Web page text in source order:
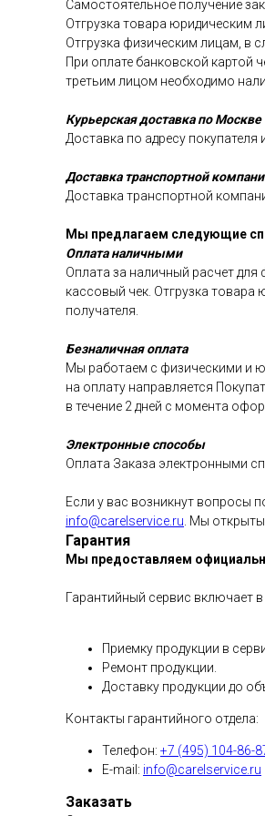
Самостоятельное получение
Отгрузка товара юридическим
Отгрузка физическим лицам, в
При оплате банковской картой
третьим лицом необходимо
Курьерская доставка по Москве
Доставка по адресу
Доставка транспортной
Доставка транспортной
Мы предлагаем следующие
Оплата наличными
Оплата за наличный расчет
кассовый чек. Отгрузка
получателя.
Безналичная оплата
Мы работаем с физическими и
на оплату направляется
в течение 2 дней с момента
Электронные способы
Оплата Заказа электронными
Если у вас возникнут вопросы
info@carelservice.ru . Мы
Гарантия
Мы предоставляем
Гарантийный сервис включает в
Приемку продукции в
Ремонт продукции.
Доставку продукции до
Контакты гарантийного отдела:
Телефон: +7 (495) 104-86-
E-mail: info@carelservice.ru
Заказать